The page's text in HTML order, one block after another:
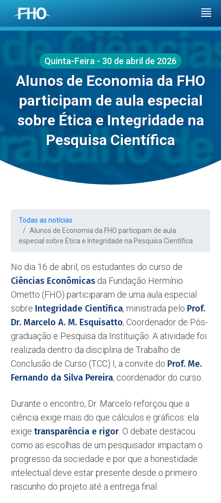
Quinta-Feira - 30 de abril de 2026
Alunos de Economia da FHO
participam de aula especial
sobre Ética e Integridade na
Pesquisa Científica
Todas as notícias
Alunos de Economia da FHO participam de aula
especial sobre Ética e Integridade na Pesquisa Científica
No dia 16 de abril, os estudantes do curso de
Ciências Econômicas da Fundação Hermínio
Ometto (FHO) participaram de uma aula especial
sobre Integridade Científica, ministrada pelo Prof.
Dr. Marcelo A. M. Esquisatto, Coordenador de Pós-
graduação e Pesquisa da Instituição. A atividade foi
realizada dentro da disciplina de Trabalho de
Conclusão de Curso (TCC) I, a convite do Prof. Me.
Fernando da Silva Pereira, coordenador do curso.
Durante o encontro, Dr. Marcelo reforçou que a
ciência exige mais do que cálculos e gráficos: ela
exigetransparência e rigor . O debate destacou
como as escolhas de um pesquisador impactam o
progresso da sociedade e por que a honestidade
intelectual deve estar presente desde o primeiro
rascunho do projeto até a entrega final.